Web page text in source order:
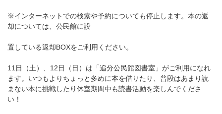
※インターネットでの検索や予約についても停止します。本の返
却については、公民館に設
置している返却BOXをご利用ください。
11日（土）、12日（日）は「追分公民館図書室」がご利用になれ
ます。いつもよりちょっと多めに本を借りたり、普段はあまり読
まない本に挑戦したり休室期間中も読書活動を楽しんでくださ
い！